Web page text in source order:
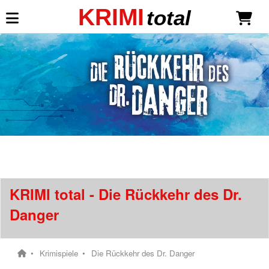
Mein KRIMI total
Anmelden
Neu registrieren
Die Rückkehr des Dr. Danger
empfohlenes Zubehör / Requisiten
Weitere Infos und Links
Krimispiele
KRIMItotal
KRIMI total - Die Rückkehr des Dr.
Danger
Krimispiele Die Rückkehr des Dr. Danger